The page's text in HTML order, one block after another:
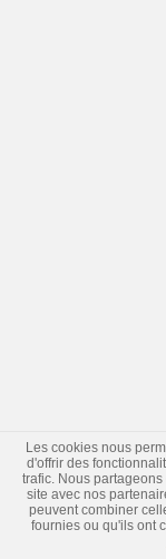
Les cookies nous
d'offrir des
trafic. Nous
site avec nos
peuvent combiner
fournies ou qu'ils ont